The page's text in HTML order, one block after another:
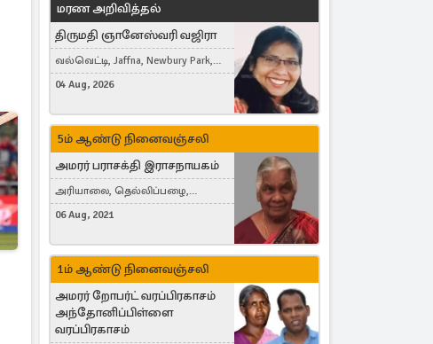
மரண அறிவித்தல்
திருமதி ஞானேஸ்வரி வஜிரா
வல்வெட்டி, Jaffna, Newbury Park,
United Kingdom
04 Aug, 2026
5ம் ஆண்டு நினைவஞ்சலி
அமரர் பராசக்தி இராசநாயகம்
அரியாலை, தெல்லிப்பழை,
Montreal, Canada
06 Aug, 2021
1ம் ஆண்டு நினைவஞ்சலி
அமரர் றோபர்ட் வரப்பிரகாசம்
அந்தோனிப்பிள்ளை
வரப்பிரகாசம்